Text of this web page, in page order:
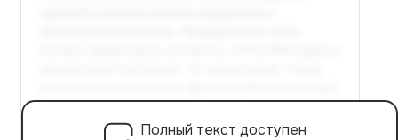
Полный текст доступен